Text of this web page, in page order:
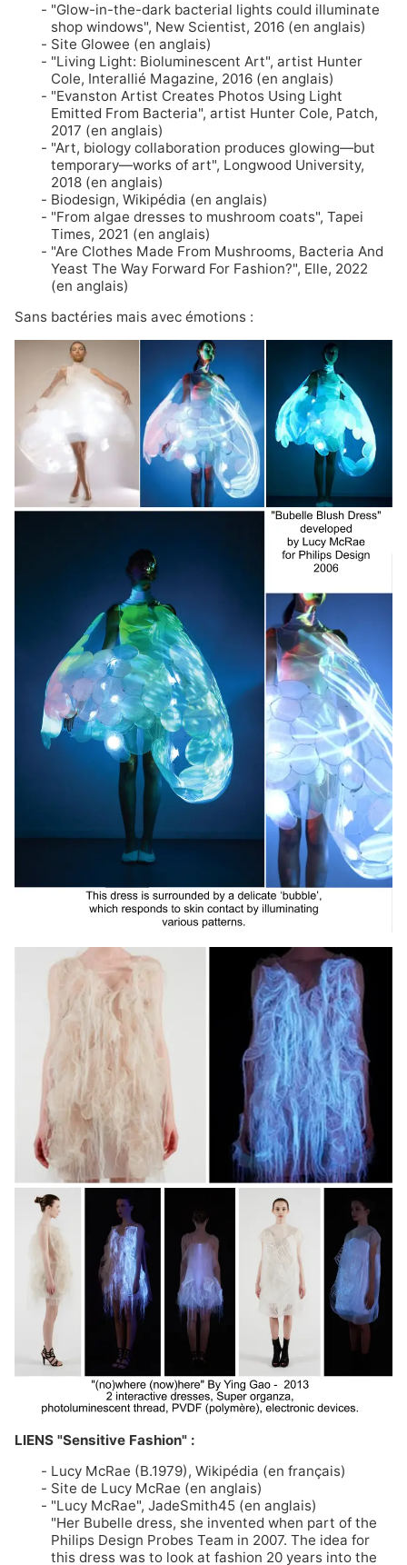
"Glow-in-the-dark bacterial lights could illuminate
shop windows", New Scientist, 2016 (en anglais)
Site Glowee (en anglais)
"Living Light: Bioluminescent Art", artist Hunter
Cole, Interallié Magazine, 2016 (en anglais)
"Evanston Artist Creates Photos Using Light
Emitted From Bacteria", artist Hunter Cole, Patch,
2017 (en anglais)
"Art, biology collaboration produces glowing—but
temporary—works of art", Longwood University,
2018 (en anglais)
Biodesign, Wikipédia (en anglais)
"From algae dresses to mushroom coats", Tapei
Times, 2021 (en anglais)
"Are Clothes Made From Mushrooms, Bacteria And
Yeast The Way Forward For Fashion?", Elle, 2022
(en anglais)
Sans bactéries mais avec émotions :
LIENS "Sensitive Fashion" :
Lucy McRae (B.1979), Wikipédia (en français)
Site de Lucy McRae (en anglais)
"Lucy McRae", JadeSmith45 (en anglais)
"Her Bubelle dress, she invented when part of the
Philips Design Probes Team in 2007. The idea for
this dress was to look at fashion 20 years into the